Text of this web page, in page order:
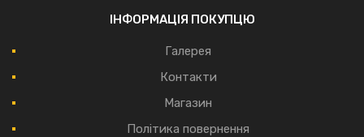
ІНФОРМАЦІЯ ПОКУПЦЮ
Галерея
Контакти
Магазин
Політика повернення